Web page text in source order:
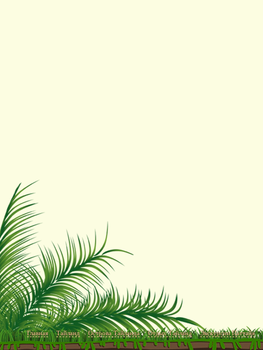
Главная Тайланд Острова Тайланда Отдых Тайланд Экскурсии Паттайя